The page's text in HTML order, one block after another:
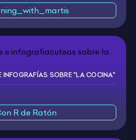
INFOGRAFÍAS SOBRE "LA COCINA"
R de Ratón